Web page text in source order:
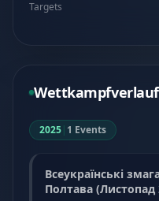
Targets
Wettkampfverlauf
2025| 1 Events
Всеукраїнські
Полтава (Листопад